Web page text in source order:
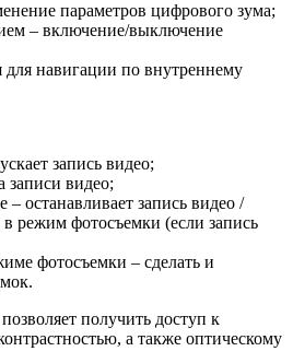
параметров цифрового зума;
– включение/выключение
для навигации по внутреннему
запись видео;
записи видео;
– останавливает запись видео /
режим фотосъемки (если запись
фотосъемки – сделать и
получить доступ к
а также оптическому